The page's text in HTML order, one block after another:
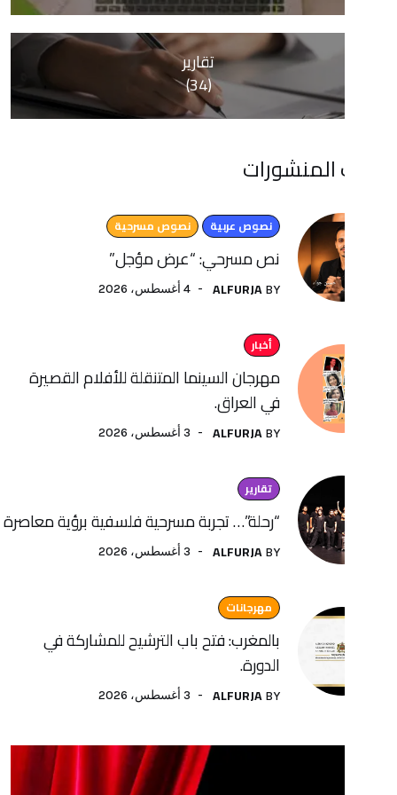
تقارير
(34)
نصوص عربية نصوص مسرحية
نص مسرحي: “عرض مؤجل”
BY
ALFURJA 4 أغسطس، 2026
أخبار
مهرجان السينما المتنقلة للأفلام القصيرة
في العراق.
BY
ALFURJA 3 أغسطس، 2026
“رحلة”… تجربة مسرحية فلسفية برؤية معاصرة لفنون الأداء
BY
ALFURJA 3 أغسطس، 2026
مهرجانات
بالمغرب: فتح باب الترشيح للمشاركة في
الدورة.
BY
ALFURJA 3 أغسطس، 2026